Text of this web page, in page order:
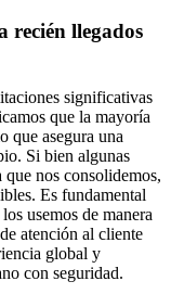
recién llegados
significativas
que la mayoría
que asegura una
Si bien algunas
que nos consolidemos,
Es fundamental
usemos de manera
atención al cliente
global y
con seguridad.